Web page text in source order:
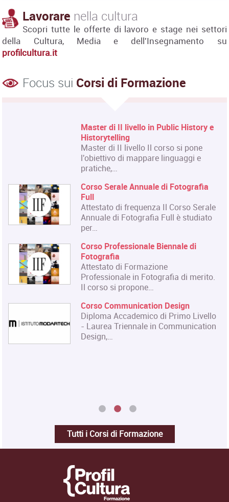
Lavorare nella cultura
Scopri tutte le offerte di lavoro e stage nei settori
della Cultura, Media e dell'Insegnamento su
profilcultura.it
Focus sui Corsi di Formazione
Serale
studiato
di
di merito.
Corso Fashion Design
Diploma Accademico di
- Laurea Triennale in
titolo…
Materiale Cartaceo
quella di Tecnico del
Culturali…
Eventi dell'Arte e dello
Organizzazione degli Eventi
e dello…
Master in Gestione e
delle Attività Museali
Il Master in Gestione e
delle Attività Museali
Tutti i Corsi di Formazione